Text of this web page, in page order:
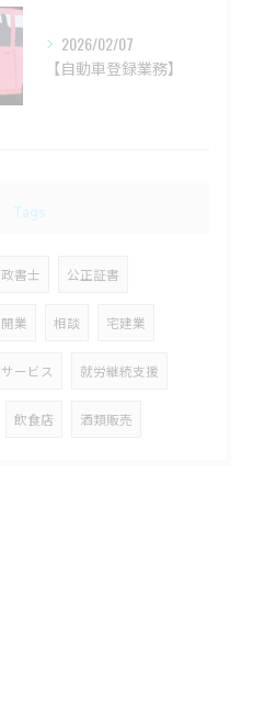
2026/02/07
【自動車登録業務】
Tags
書士 公正証書
開業 相談 宅建業
ービス 就労継続支援
飲食店 酒類販売